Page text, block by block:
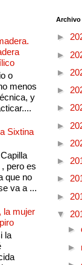
o
menos
y
Sixtina
pero es
que no
va a ...
la mujer
la
►
►
►
►
►
►
►
►
►
►
▼
►
►